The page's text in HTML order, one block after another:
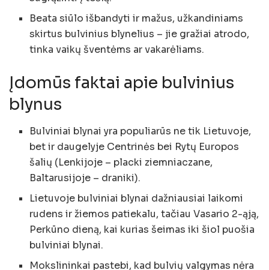
Beata siūlo išbandyti ir mažus, užkandiniams
skirtus bulvinius blynelius – jie gražiai atrodo,
tinka vaikų šventėms ar vakarėliams.
Įdomūs faktai apie bulvinius
blynus
Bulviniai blynai yra populiarūs ne tik Lietuvoje,
bet ir daugelyje Centrinės bei Rytų Europos
šalių (Lenkijoje – placki ziemniaczane,
Baltarusijoje – draniki).
Lietuvoje bulviniai blynai dažniausiai laikomi
rudens ir žiemos patiekalu, tačiau Vasario 2-ąją,
Perkūno dieną, kai kurias šeimas iki šiol puošia
bulviniai blynai.
Mokslininkai pastebi, kad bulvių valgymas nėra